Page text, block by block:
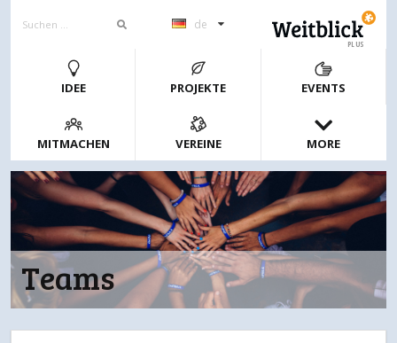
de
PLUS
IDEE PROJEKTE EVENTS
MITMACHEN VEREINE MORE
Teams